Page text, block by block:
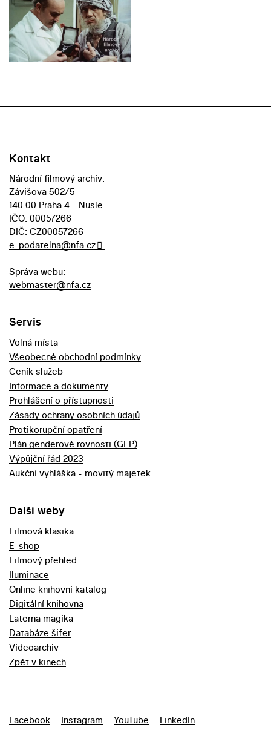
Kontakt
Národní filmový archiv:
Závišova 502/5
140 00 Praha 4 - Nusle
IČO: 00057266
DIČ: CZ00057266
e-podatelna@nfa.cz
Správa webu:
webmaster@nfa.cz
Servis
Volná místa
Všeobecné obchodní podmínky
Ceník služeb
Informace a dokumenty
Prohlášení o přístupnosti
Zásady ochrany osobních údajů
Protikorupční opatření
Plán genderové rovnosti (GEP)
Výpůjční řád 2023
Aukční vyhláška - movitý majetek
Další weby
Filmová klasika
E-shop
Filmový přehled
Iluminace
Online knihovní katalog
Digitální knihovna
Laterna magika
Databáze šifer
Videoarchiv
Zpět v kinech
Facebook Instagram YouTube LinkedIn